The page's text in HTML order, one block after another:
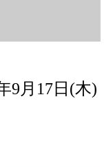
9月17日(木)